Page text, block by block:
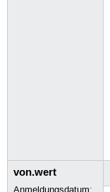
von.wert
Anmeldungsdatum: